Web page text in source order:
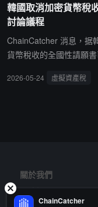
操縱。議員 Steven
參與數位資產市場，並
現行稅法已無法適應數
RITY 法案與正在推進中
討論草案，並於 5 月舉
認為，若 CLARITY 法
韓國取消加密貨幣稅
討論議程
ChainCatcher 消息，据
貨幣稅收的全國性請願
了超過 5 萬人的支持，
將決定是否提交全體會
2026-05-24 虛擬資產稅
關於我們
風險提示
ChainCatcher